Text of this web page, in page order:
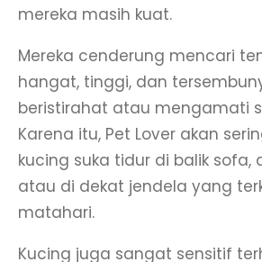
mereka masih kuat.
Mereka cenderung mencari
hangat, tinggi, dan
beristirahat atau mengamati
Karena itu, Pet Lover akan
kucing suka tidur di balik sofa,
atau di dekat jendela yang
matahari.
Kucing juga sangat sensitif